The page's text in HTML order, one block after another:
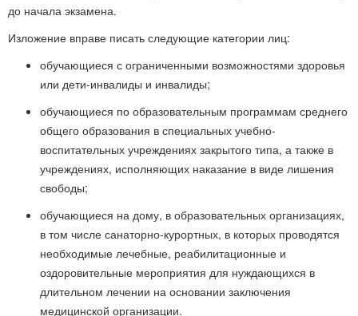
до начала экзамена.
Изложение вправе писать следующие категории лиц:
обучающиеся с ограниченными возможностями здоровья
или дети-инвалиды и инвалиды;
обучающиеся по образовательным программам среднего
общего образования в специальных учебно-
воспитательных учреждениях закрытого типа, а также в
учреждениях, исполняющих наказание в виде лишения
свободы;
обучающиеся на дому, в образовательных организациях,
в том числе санаторно-курортных, в которых проводятся
необходимые лечебные, реабилитационные и
оздоровительные мероприятия для нуждающихся в
длительном лечении на основании заключения
медицинской организации.